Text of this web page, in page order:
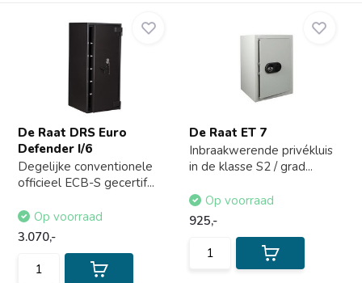
De Raat DRS Euro
Defender I/6
Degelijke conventionele
officieel ECB-S gecertif...
Op voorraad
3.070,-
De Raat ET 7
Inbraakwerende privékluis
in de klasse S2 / grad...
Op voorraad
925,-